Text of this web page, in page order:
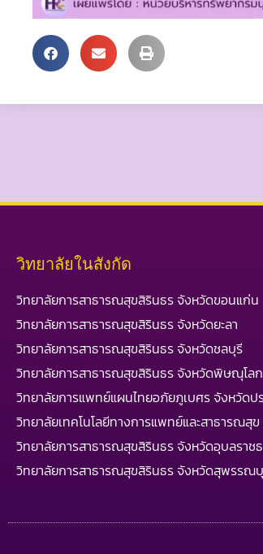
วิทยาลัยในสังกัด
วิทยาลัยการสาธารณสุขสิรินธร จังหวัดขอนแก่น
วิทยาลัยการสาธารณสุขสิรินธร จังหวัดยะลา
วิทยาลัยการสาธารณสุขสิรินธร จังหวัดชลบุรี
วิทยาลัยการสาธารณสุขสิรินธร จังหวัดพิษณุโลก
วิทยาลัยการแพทย์แผนไทยอภัยภูเบศร จังหวัดป
วิทยาลัยเทคโนโลยีทางการแพทย์และสาธารณสุ
วิทยาลัยการสาธารณสุขสิรินธร จังหวัดอุบลราช
วิทยาลัยการสาธารณสุขสิรินธร จังหวัดสุพรรณ